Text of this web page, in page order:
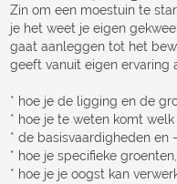
Zin om een moestuin te
je het weet je eigen
gaat aanleggen tot het
geeft vanuit eigen ervaring
* hoe je de ligging en de
* hoe je te weten komt
* de basisvaardigheden en
* hoe je specifieke
* hoe je je oogst kan